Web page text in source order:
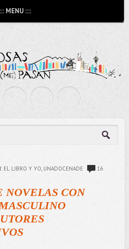
MENU ::::
EL LIBRO Y YO UNADOCENADE
16
NOVELAS CON